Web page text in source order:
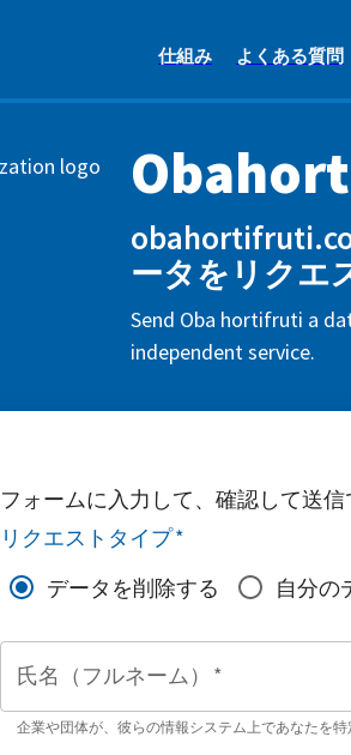
仕組み よくある質問
ータをリクエ
Send Oba hortifruti a
independent service.
フォームに入力して、確認して送
リクエストタイプ*
データを削除する
自分の
氏名（フルネーム） *
企業や団体が、彼らの情報システム上であなたを特